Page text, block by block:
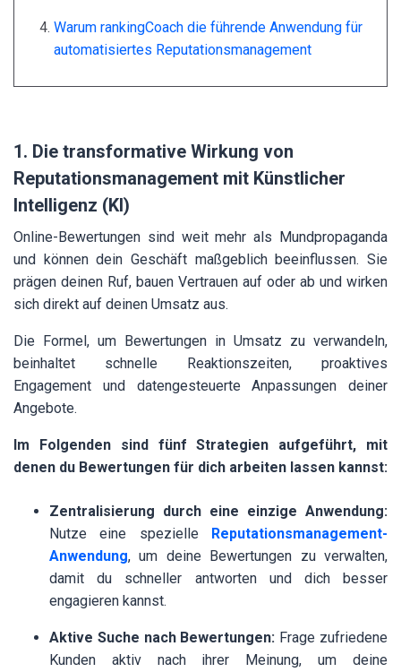
Warum rankingCoach die führende Anwendung für
automatisiertes Reputationsmanagement
1. Die transformative Wirkung von
Reputationsmanagement mit Künstlicher
Intelligenz (KI)
Online-Bewertungen sind weit mehr als Mundpropaganda
und können dein Geschäft maßgeblich beeinflussen. Sie
prägen deinen Ruf, bauen Vertrauen auf oder ab und wirken
sich direkt auf deinen Umsatz aus.
Die Formel, um Bewertungen in Umsatz zu verwandeln,
beinhaltet schnelle Reaktionszeiten, proaktives
Engagement und datengesteuerte Anpassungen deiner
Angebote.
Im Folgenden sind fünf Strategien aufgeführt, mit
denen du Bewertungen für dich arbeiten lassen kannst:
Zentralisierung durch eine einzige Anwendung:
Nutze eine spezielle Reputationsmanagement-
Anwendung, um deine Bewertungen zu verwalten,
damit du schneller antworten und dich besser
engagieren kannst.
Aktive Suche nach Bewertungen: Frage zufriedene
Kunden aktiv nach ihrer Meinung, um deine